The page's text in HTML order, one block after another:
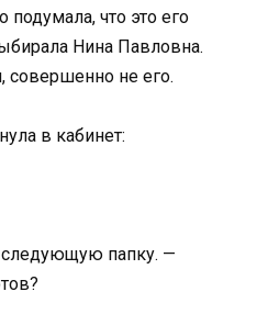
что это его
Нина Павловна.
совершенно не его.
в кабинет:
папку. —